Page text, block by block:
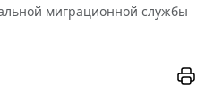
миграционной службы